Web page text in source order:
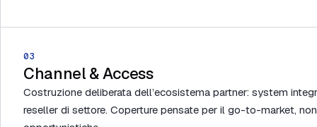
03
Channel & Access
Costruzione deliberata dell’ecosistema partner: system
reseller di settore. Coperture pensate per il go-to-market,